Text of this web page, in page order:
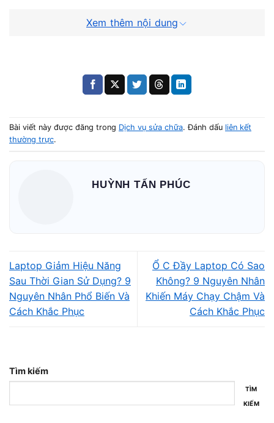
Dấu hiệu cho thấy CPU laptop đang full
Không phải lúc nào CPU 100% cũng dễ nhận biết ngay từ
khả năng cao hệ thống đang bị quá tải CPU.
Nội dung
Nhiệt độ tăng nhanh hơn bình thường
Xem thêm nội dung
Bài viết này được đăng trong Dịch vụ sửa chữa. Đánh dấu liên kết
thường trực.
HUỲNH TẤN PHÚC
Laptop Giảm Hiệu Năng
Sau Thời Gian Sử Dụng? 9
Nguyên Nhân Phổ Biến Và
Cách Khắc Phục
Ổ C Đầy Laptop Có Sao
Không? 9 Nguyên Nhân
Khiến Máy Chạy Chậm Và
Cách Khắc Phục
Tìm kiếm
TÌM
KIẾM